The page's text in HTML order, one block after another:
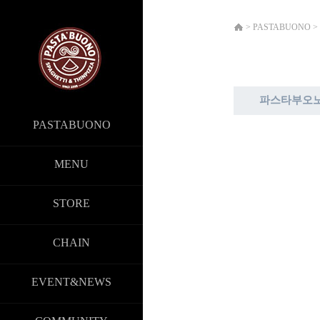
PASTABUONO
MENU
STORE
CHAIN
EVENT&NEWS
> PASTABUONO >
파스타부오